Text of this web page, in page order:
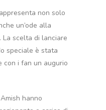
non solo
un’ode alla
La scelta di lanciare
speciale è stata
con i fan un augurio
hanno